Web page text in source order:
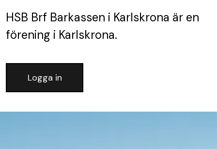
HSB Brf Barkassen i Karlskrona är en
förening i Karlskrona.
Logga in